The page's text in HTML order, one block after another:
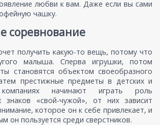
любви к вам. Даже если вы сами
чашку.
соревнование
получить какую-то вещь, потому что
малыша. Сперва игрушки, потом
становятся объектом своеобразного
престижные предметы в детских и
компаниях начинают играть роль
знаков «свой-чужой», от них зависит
которое он к себе привлекает, и
он пользуется среди сверстников.